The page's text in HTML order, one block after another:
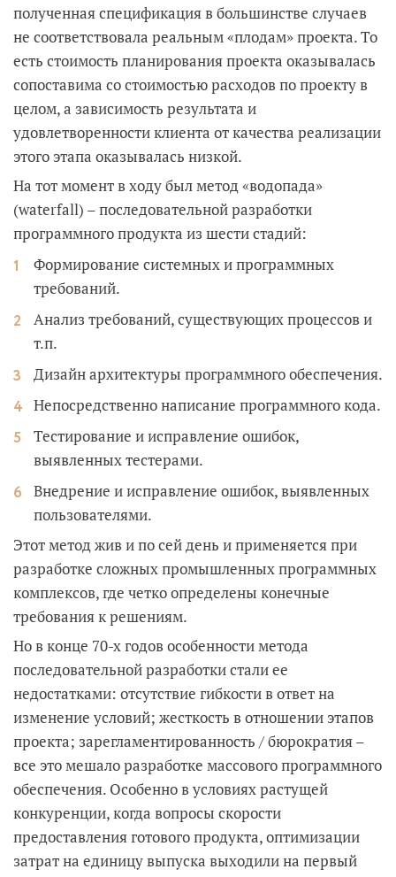
полученная спецификация в большинстве случаев
не соответствовала реальным «плодам» проекта. То
есть стоимость планирования проекта оказывалась
сопоставима со стоимостью расходов по проекту в
целом, а зависимость результата и
удовлетворенности клиента от качества реализации
этого этапа оказывалась низкой.
На тот момент в ходу был метод «водопада»
(waterfall) – последовательной разработки
программного продукта из шести стадий:
Формирование системных и программных
требований.
Анализ требований, существующих процессов и
т.п.
Дизайн архитектуры программного обеспечения.
Непосредственно написание программного кода.
Тестирование и исправление ошибок,
выявленных тестерами.
Внедрение и исправление ошибок, выявленных
пользователями.
Этот метод жив и по сей день и применяется при
разработке сложных промышленных программных
комплексов, где четко определены конечные
требования к решениям.
Но в конце 70-х годов особенности метода
последовательной разработки стали ее
недостатками: отсутствие гибкости в ответ на
изменение условий; жесткость в отношении этапов
проекта; зарегламентированность / бюрократия –
все это мешало разработке массового программного
обеспечения. Особенно в условиях растущей
конкуренции, когда вопросы скорости
предоставления готового продукта, оптимизации
затрат на единицу выпуска выходили на первый